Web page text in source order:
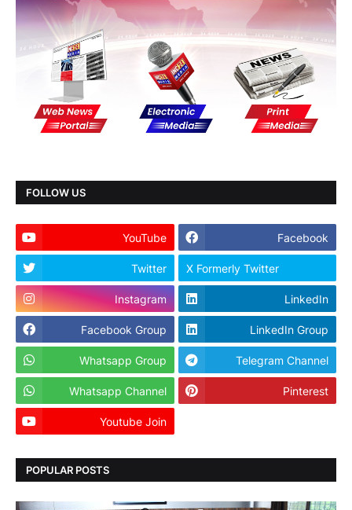
FOLLOW US
YouTube Facebook
Twitter X Formerly Twitter
Instagram LinkedIn
Facebook Group LinkedIn Group
Whatsapp Group Telegram Channel
Whatsapp Channel Pinterest
Youtube Join
POPULAR POSTS